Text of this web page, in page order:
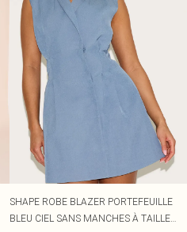
SHAPE ROBE BLAZER PORTEFEUILLE
BLEU CIEL SANS MANCHES À TAILLE